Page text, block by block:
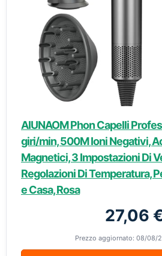
AIUNAOM Phon Capelli
giri/min, 500M Ioni Negativi,
Magnetici, 3 Impostazioni Di
Regolazioni Di Temperatura,
e Casa, Rosa
27,06
Prezzo aggiornato: 08/08/